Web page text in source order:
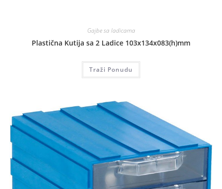
Gajbe sa ladicama
Plastična Kutija sa 2 Ladice 103x134x083(h)mm
Traži Ponudu